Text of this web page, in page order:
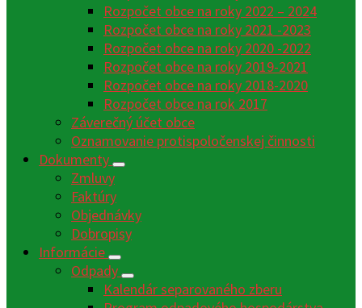
Rozpočet obce na roky 2022 – 2024
Rozpočet obce na roky 2021 -2023
Rozpočet obce na roky 2020 -2022
Rozpočet obce na roky 2019-2021
Rozpočet obce na roky 2018-2020
Rozpočet obce na rok 2017
Záverečný účet obce
Oznamovanie protispoločenskej činnosti
Dokumenty
Zmluvy
Faktúry
Objednávky
Dobropisy
Informácie
Odpady
Kalendár separovaného zberu